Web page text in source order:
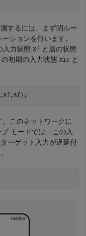
するには、まず閉ルー
ションを行います。
入力状態 Xf と層の状態
の初期の入力状態 Xic と
このネットワークに
モードでは、この入
ーゲット入力が遅延付